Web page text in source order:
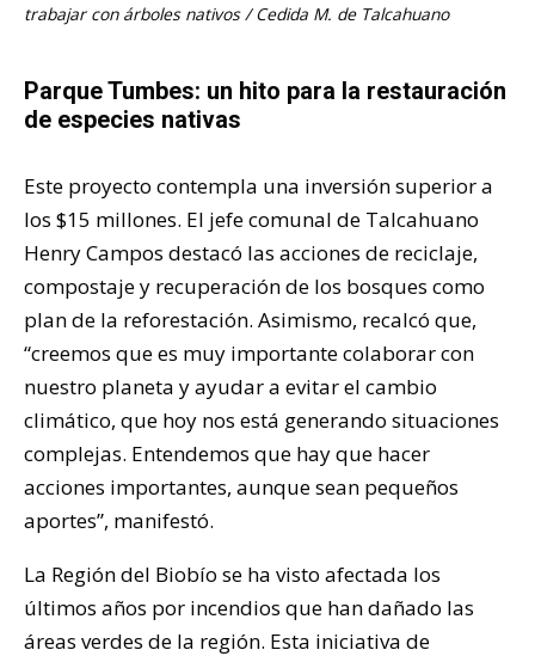
trabajar con árboles nativos / Cedida M. de Talcahuano
Parque Tumbes: un hito para la restauración
de especies nativas
Este proyecto contempla una inversión superior a
los $15 millones. El jefe comunal de Talcahuano
Henry Campos destacó las acciones de reciclaje,
compostaje y recuperación de los bosques como
plan de la reforestación. Asimismo, recalcó que,
“creemos que es muy importante colaborar con
nuestro planeta y ayudar a evitar el cambio
climático, que hoy nos está generando situaciones
complejas. Entendemos que hay que hacer
acciones importantes, aunque sean pequeños
aportes”, manifestó.
La Región del Biobío se ha visto afectada los
últimos años por incendios que han dañado las
áreas verdes de la región. Esta iniciativa de